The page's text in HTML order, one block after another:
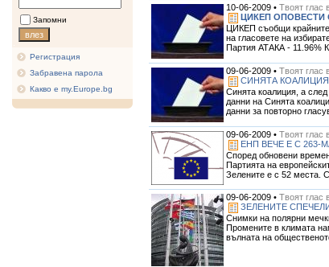
Запомни
Регистрация
Забравена парола
Какво е my.Europe.bg
10-06-2009 • Твоят глас
ЦИКЕП ОПОВЕСТИ
ЦИКЕП съобщи крайните
на гласовете на
Партия АТАКА -
09-06-2009 • Твоят глас
СИНЯТА КОАЛИЦИЯ
Синята коалиция, а
данни на Синята
данни за повторно
09-06-2009 • Твоят глас
ЕНП ВЕЧЕ Е С 263-
Според обновени
Партията на
Зелените е с 52 места.
09-06-2009 • Твоят глас
ЗЕЛЕНИТЕ
Снимки на полярни
Промените в климата
вълната на